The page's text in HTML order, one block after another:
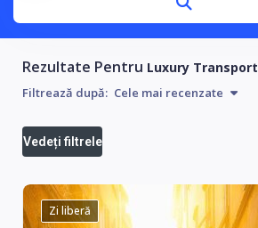
Rezultate Pentru Luxury Transport
Filtrează după: Cele mai recenzate
Vedeți filtrele
Zi liberă